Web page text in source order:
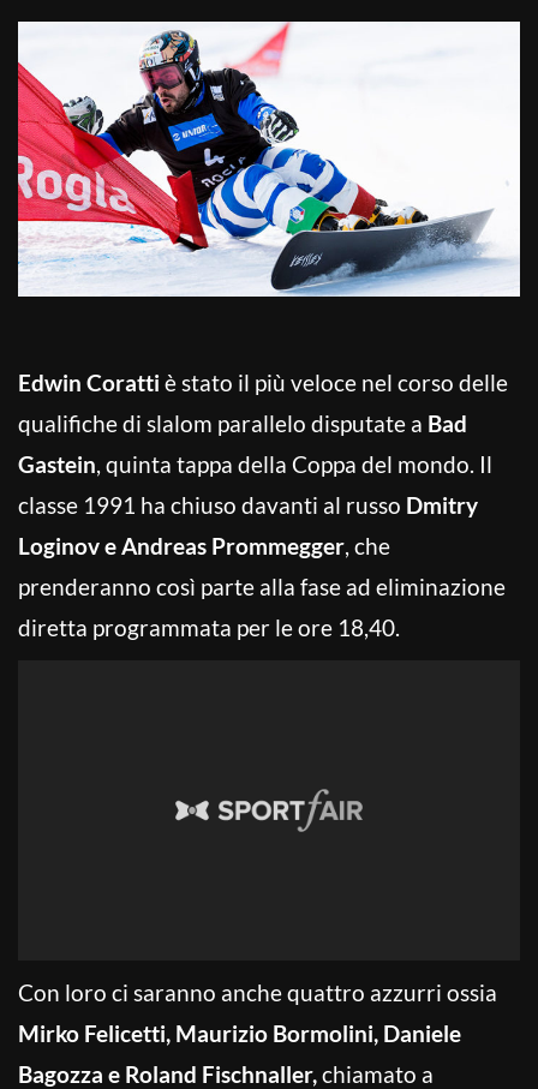
Edwin Coratti è stato il più veloce nel corso delle
qualifiche di slalom parallelo disputate a Bad
Gastein, quinta tappa della Coppa del mondo. Il
classe 1991 ha chiuso davanti al russo Dmitry
Loginov e Andreas Prommegger, che
prenderanno così parte alla fase ad eliminazione
diretta programmata per le ore 18,40.
Con loro ci saranno anche quattro azzurri ossia
Mirko Felicetti, Maurizio Bormolini, Daniele
Bagozza e Roland Fischnaller,chiamato a